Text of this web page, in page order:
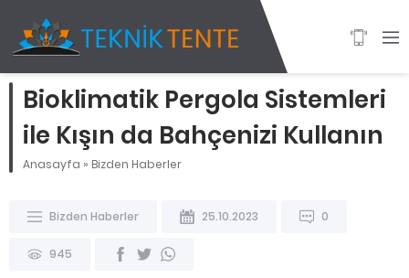
Bioklimatik Pergola Sistemleri
ile Kışın da Bahçenizi Kullanın
Anasayfa » Bizden Haberler
Bizden Haberler 25.10.2023 0
945